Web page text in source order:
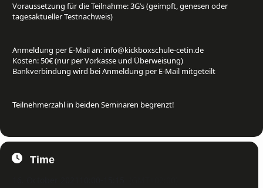
Voraussetzung für die Teilnahme: 3G’s (geimpft, genesen oder
tagesaktueller Testnachweis)
Anmeldung per E-Mail an: info@kickboxschule-cetin.de
Kosten: 50€ (nur per Vorkasse und Überweisung)
Bankverbindung wird bei Anmeldung per E-Mail mitgeteilt
Teilnehmerzahl in beiden Seminaren begrenzt!
Time